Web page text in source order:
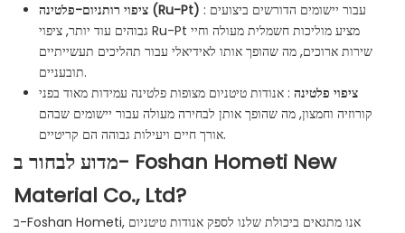
ציפוי רותניום-פלטינה (Ru-Pt) : עבור יישומים הדורשים ביצועים
גבוהים עוד יותר, ציפוי Ru-Pt מציע מוליכות חשמלית מעולה וחיי
שירות ארוכים, מה שהופך אותו לאידיאלי עבור תהליכים תעשייתיים
תובעניים.
ציפוי פלטינה : אנודות טיטניום מצופות פלטינה עמידות מאוד בפני
קורוזיה וחמצון, מה שהופך אותן לבחירה מעולה עבור יישומים שבהם
אורך חיים ויעילות גבוהה הם קריטיים.
מדוע לבחור ב- Foshan Hometi New
Material Co., Ltd?
ב-Foshan Hometi, אנו מתגאים ביכולת שלנו לספק אנודות טיטניום